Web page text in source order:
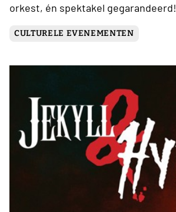
orkest, én spektakel gegarandeerd!
CULTURELE EVENEMENTEN